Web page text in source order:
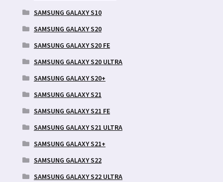
SAMSUNG GALAXY S10
SAMSUNG GALAXY S20
SAMSUNG GALAXY S20 FE
SAMSUNG GALAXY S20 ULTRA
SAMSUNG GALAXY S20+
SAMSUNG GALAXY S21
SAMSUNG GALAXY S21 FE
SAMSUNG GALAXY S21 ULTRA
SAMSUNG GALAXY S21+
SAMSUNG GALAXY S22
SAMSUNG GALAXY S22 ULTRA